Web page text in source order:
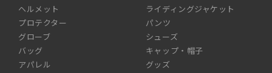
ヘルメット
ライディングジャケット
プロテクター
パンツ
グローブ
シューズ
バッグ
キャップ・帽子
アパレル
グッズ